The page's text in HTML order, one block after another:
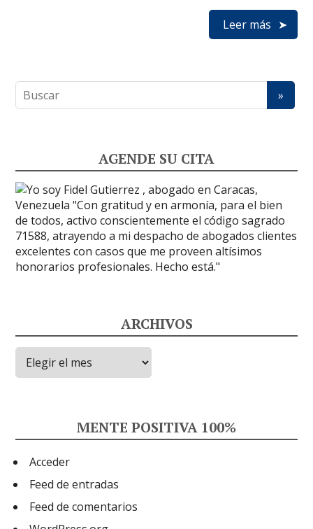
Leer más
AGENDE SU CITA
ARCHIVOS
Archivos
MENTE POSITIVA 100%
Acceder
Feed de entradas
Feed de comentarios